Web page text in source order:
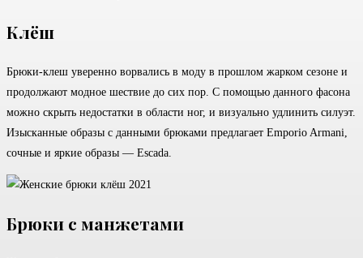
Клёш
Брюки-клеш уверенно ворвались в моду в прошлом жарком сезоне и
продолжают модное шествие до сих пор. С помощью данного фасона
можно скрыть недостатки в области ног, и визуально удлинить силуэт.
Изысканные образы с данными брюками предлагает Emporio Armani,
сочные и яркие образы — Escada.
Брюки с манжетами